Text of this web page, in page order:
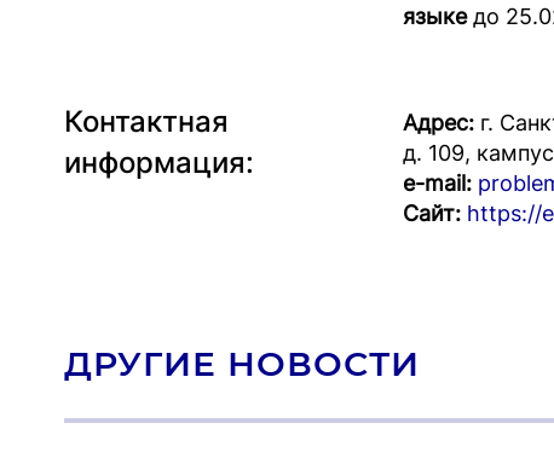
языкедо
Контактная
информация:
Адрес: г.
д. 109,
e-mail:
Сайт: https://
ДРУГИЕ НОВОСТИ